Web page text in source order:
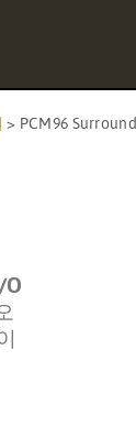
> PCM96 Surround
O